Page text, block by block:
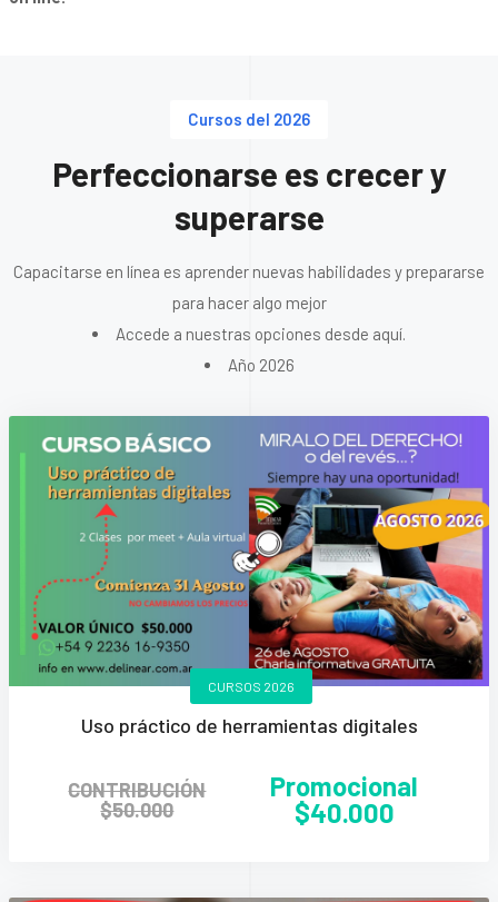
Cursos del 2026
Perfeccionarse es crecer y
superarse
Capacitarse en línea es aprender nuevas habilidades y prepararse
para hacer algo mejor
Accede a nuestras opciones desde aquí.
Año 2026
CURSOS 2026
Uso práctico de herramientas digitales
CONTRIBUCIÓN
$50.000
Promocional
$40.000